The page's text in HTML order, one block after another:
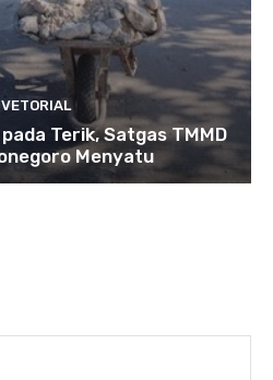
Terik, Satgas TMMD
Menyatu